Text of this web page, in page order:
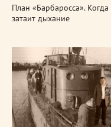
План «Барбаросса».
затаит дыхание